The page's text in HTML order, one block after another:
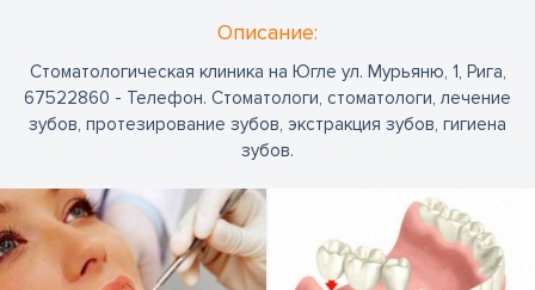
Oписание:
Стоматологическая клиника на Югле ул. Мурьяню, 1, Рига,
67522860 - Телефон. Стоматологи, стоматологи, лечение
зубов, протезирование зубов, экстракция зубов, гигиена
зубов.